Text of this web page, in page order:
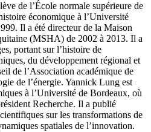
de l’École normale supérieure de
économique à l’Université
Il a été directeur de la Maison
(MSHA) de 2002 à 2013. Il a
portant sur l’histoire de
du développement régional et
de l’Association académique de
de l’énergie. Yannick Lung est
à l’Université de Bordeaux, où
Recherche. Il a publié
sur les transformations de
spatiales de l’innovation.